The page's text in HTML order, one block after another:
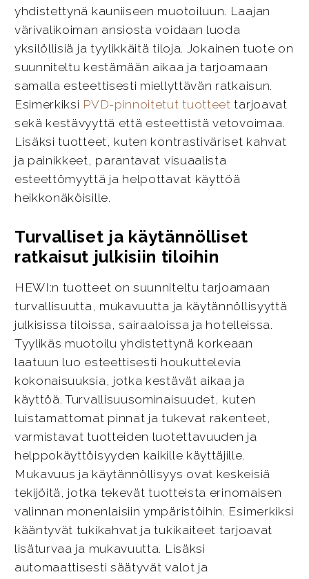
yhdistettynä kauniiseen muotoiluun. Laajan
värivalikoiman ansiosta voidaan luoda
yksilöllisiä ja tyylikkäitä tiloja. Jokainen tuote on
suunniteltu kestämään aikaa ja tarjoamaan
samalla esteettisesti miellyttävän ratkaisun.
Esimerkiksi PVD-pinnoitetut tuotteet tarjoavat
sekä kestävyyttä että esteettistä vetovoimaa.
Lisäksi tuotteet, kuten kontrastiväriset kahvat
ja painikkeet, parantavat visuaalista
esteettömyyttä ja helpottavat käyttöä
heikkonäköisille.
Turvalliset ja käytännölliset
ratkaisut julkisiin tiloihin
HEWI:n tuotteet on suunniteltu tarjoamaan
turvallisuutta, mukavuutta ja käytännöllisyyttä
julkisissa tiloissa, sairaaloissa ja hotelleissa.
Tyylikäs muotoilu yhdistettynä korkeaan
laatuun luo esteettisesti houkuttelevia
kokonaisuuksia, jotka kestävät aikaa ja
käyttöä. Turvallisuusominaisuudet, kuten
luistamattomat pinnat ja tukevat rakenteet,
varmistavat tuotteiden luotettavuuden ja
helppokäyttöisyyden kaikille käyttäjille.
Mukavuus ja käytännöllisyys ovat keskeisiä
tekijöitä, jotka tekevät tuotteista erinomaisen
valinnan monenlaisiin ympäristöihin. Esimerkiksi
kääntyvät tukikahvat ja tukikaiteet tarjoavat
lisäturvaa ja mukavuutta. Lisäksi
automaattisesti säätyvät valot ja